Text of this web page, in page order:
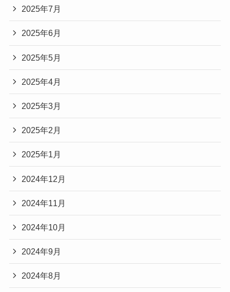
2025年7月
2025年6月
2025年5月
2025年4月
2025年3月
2025年2月
2025年1月
2024年12月
2024年11月
2024年10月
2024年9月
2024年8月